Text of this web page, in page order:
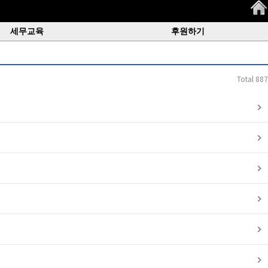
세무교육 후원하기
Total 887